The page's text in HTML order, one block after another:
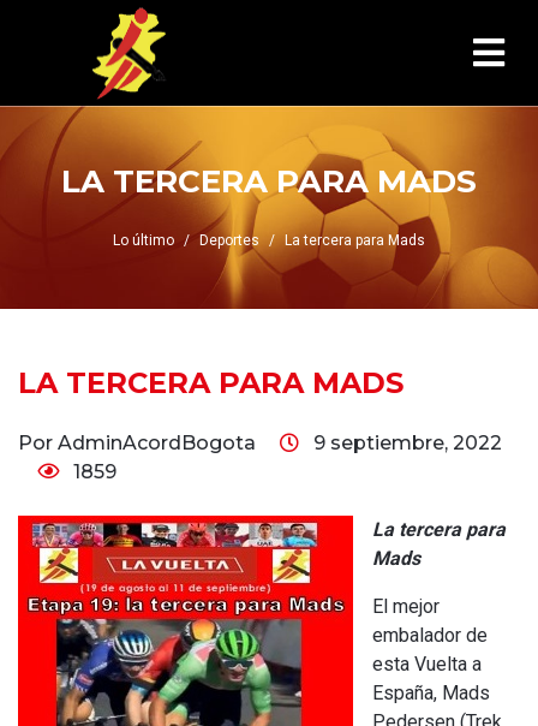
LA TERCERA PARA MADS
Lo último Deportes La tercera para Mads
LA TERCERA PARA MADS
Por AdminAcordBogota
9 septiembre, 2022
1859
La tercera para
Mads
El mejor
embalador de
esta Vuelta a
España, Mads